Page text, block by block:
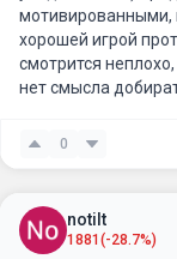
мотивированными,
хорошей игрой
смотрится
нет смысла
рисковать
нет смысла...
0
notilt
1881 (-28.7%)